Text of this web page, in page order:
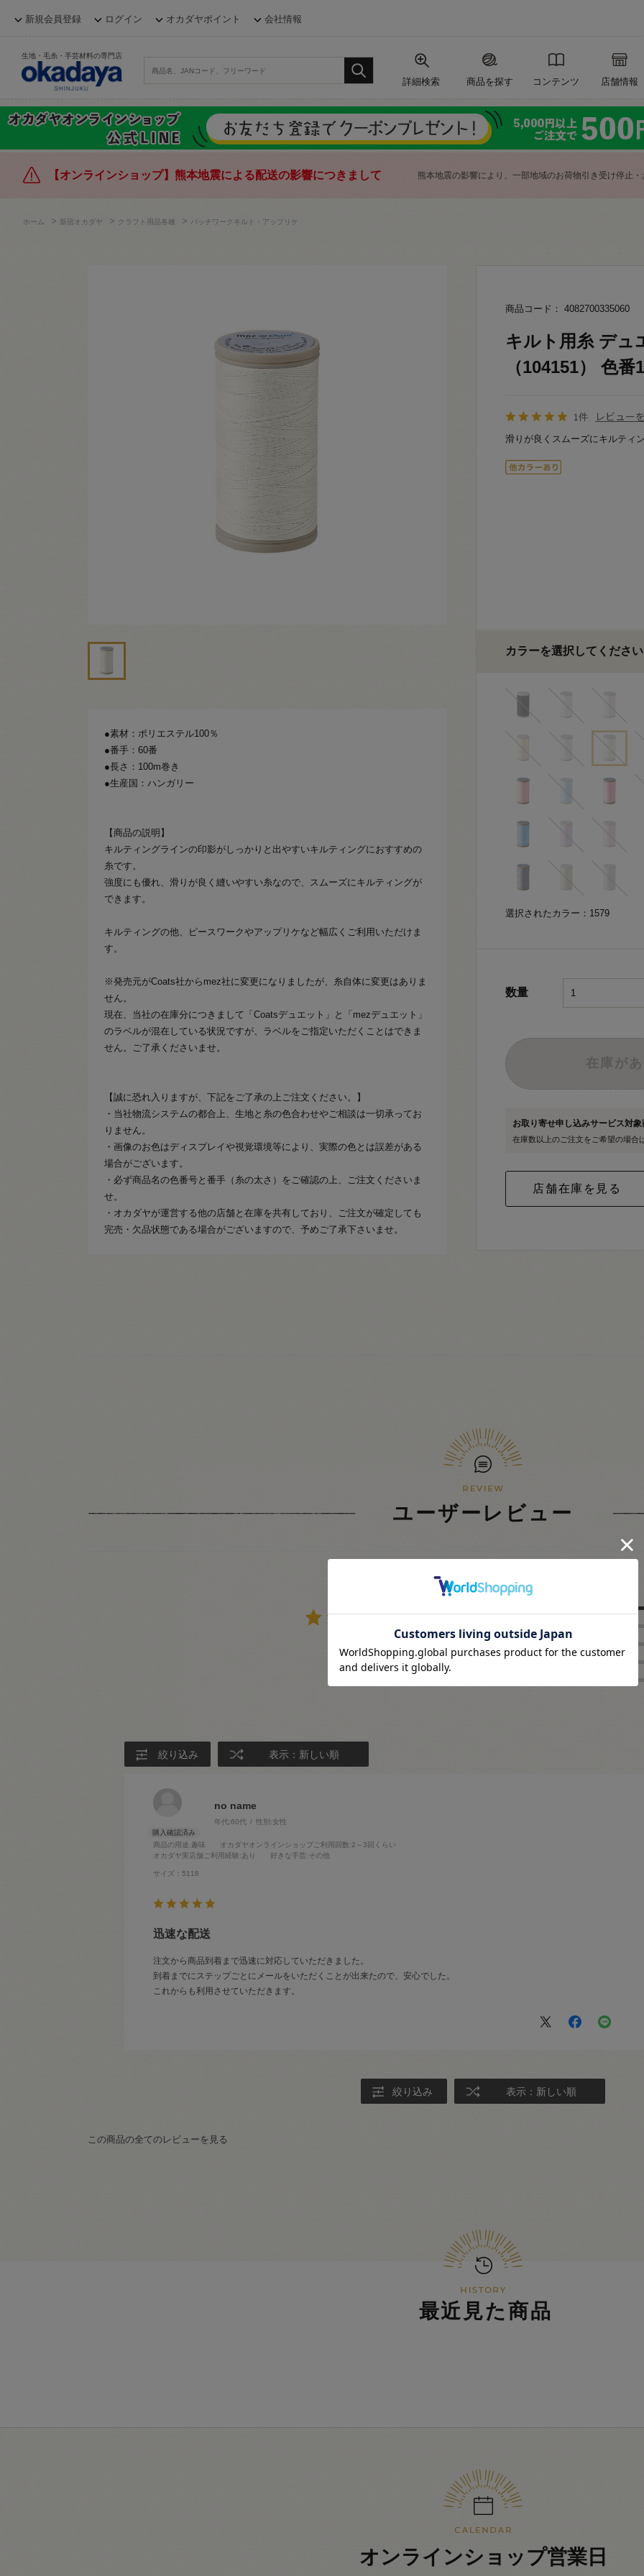
新規会員登録 ログイン オカダヤポイント 会社情報
生地・毛糸・手芸材料の専門店
詳細検索 商品を探す コンテンツ 店舗情報
【オンラインショップ】熊本地震による配送の影響につきまして 熊本地震の影響により、一部地域のお荷物引き受け停止
ホーム > 新宿オカダヤ > クラフト用品各種 > パッチワークキルト・アップリケ
●素材：ポリエステル100％
●番手：60番
●長さ：100m巻き
●生産国：ハンガリー
【商品の説明】
キルティングラインの印影がしっかりと出やすいキルティングにおすすめの
糸です。
強度にも優れ、滑りが良く縫いやすい糸なので、スムーズにキルティングが
できます。
キルティングの他、ピースワークやアップリケなど幅広くご利用いただけま
す。
※発売元がCoats社からmez社に変更になりましたが、糸自体に変更はありま
せん。
現在、当社の在庫分につきまして「Coatsデュエット」と「mezデュエット」
のラベルが混在している状況ですが、ラベルをご指定いただくことはできま
せん。ご了承くださいませ。
【誠に恐れ入りますが、下記をご了承の上ご注文ください。】
・当社物流システムの都合上、生地と糸の色合わせやご相談は一切承ってお
りません。
・画像のお色はディスプレイや視覚環境等により、実際の色とは誤差がある
場合がございます。
・必ず商品名の色番号と番手（糸の太さ）をご確認の上、ご注文くださいま
せ。
・オカダヤが運営する他の店舗と在庫を共有しており、ご注文が確定しても
完売・欠品状態である場合がございますので、予めご了承下さいませ。
商品コード： 4082700335060
キルト用糸 デュ
（104151） 色
1件 レビュー
滑りが良くスムーズにキルティ
カラーを選択してください
選択されたカラー：1579
数量
お取り寄せ申し込みサービス対
在庫数以上のご注文をご希望の場合
ユーザーレビュー
5.0
レビュー件数：
絞り込み 表示：新しい順
no name
年代:60代 性別:女性
商品の用途:趣味 オカダヤオンラインショップご利用回数:2～3回くらい
オカダヤ実店舗ご利用経験:あり 好きな手芸:その他
サイズ：5118
迅速な配送
注文から商品到着まで迅速に対応していただきました。
到着までにステップごとにメールをいただくことが出来たので、安心でした。
これからも利用させていただきます。
絞り込み 表示：新しい順
この商品の全てのレビューを見る
最近見た商品
オンラインショップ営業日